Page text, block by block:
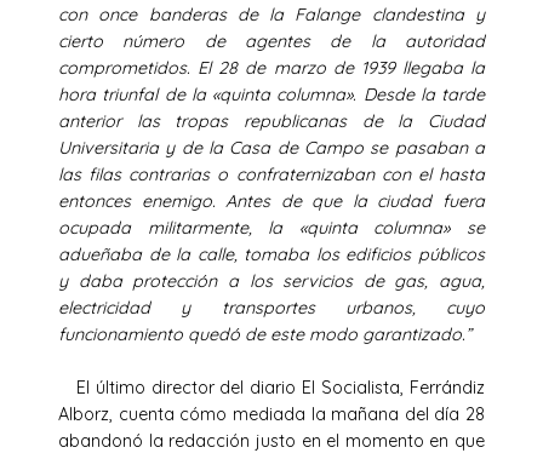
con once banderas de la Falange clandestina y
cierto número de agentes de la autoridad
comprometidos. El 28 de marzo de 1939 llegaba la
hora triunfal de la «quinta columna». Desde la tarde
anterior las tropas republicanas de la Ciudad
Universitaria y de la Casa de Campo se pasaban a
las filas contrarias o confraternizaban con el hasta
entonces enemigo. Antes de que la ciudad fuera
ocupada militarmente, la «quinta columna» se
adueñaba de la calle, tomaba los edificios públicos
y daba protección a los servicios de gas, agua,
electricidad y transportes urbanos, cuyo
funcionamiento quedó de este modo garantizado.”
El último director del diario El Socialista, Ferrándiz
Alborz, cuenta cómo mediada la mañana del día 28
abandonó la redacción justo en el momento en que